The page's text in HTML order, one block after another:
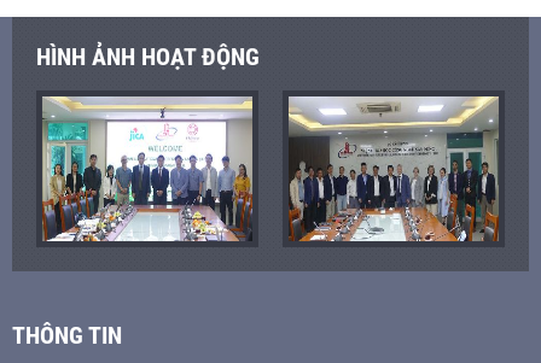
HÌNH ẢNH HOẠT ĐỘNG
THÔNG TIN